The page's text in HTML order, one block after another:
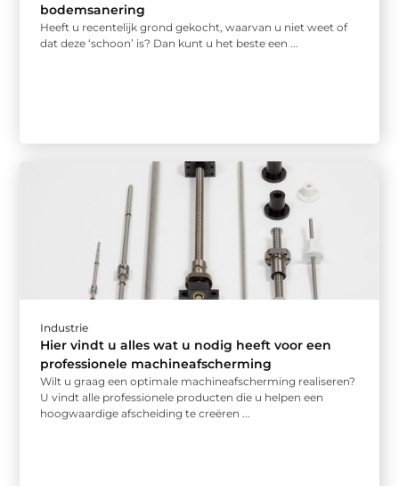
bodemsanering
Heeft u recentelijk grond gekocht, waarvan u niet weet of
dat deze ‘schoon’ is? Dan kunt u het beste een ...
Industrie
Hier vindt u alles wat u nodig heeft voor een
professionele machineafscherming
Wilt u graag een optimale machineafscherming realiseren?
U vindt alle professionele producten die u helpen een
hoogwaardige afscheiding te creëren ...